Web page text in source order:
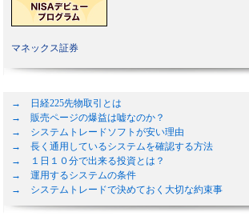
マネックス証券
→ 日経225先物取引とは
→ 販売ページの爆益は嘘なのか？
→ システムトレードソフトが安い理由
→ 長く通用しているシステムを確認する方法
→ １日１０分で出来る投資とは？
→ 運用するシステムの条件
→ システムトレードで決めておく大切な約束事